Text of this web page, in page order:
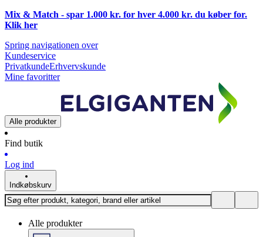
Mix & Match - spar 1.000 kr. for hver 4.000 kr. du køber for.
Klik her
Spring navigationen over
Kundeservice
PrivatkundeErhvervskunde
Mine favoritter
Alle produkter
Find butik
Log ind
Indkøbskurv
Alle produkter